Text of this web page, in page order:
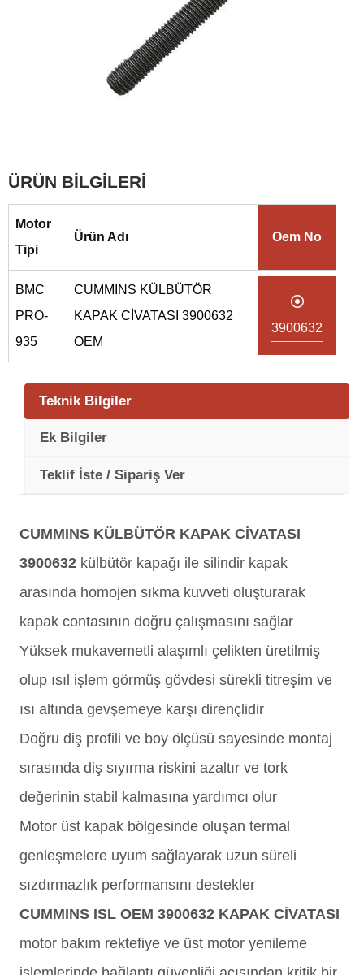
ÜRÜN BİLGİLERİ
Motor
Tipi
Ürün Adı Oem No
BMC
PRO-
935
CUMMINS KÜLBÜTÖR
KAPAK CİVATASI 3900632
OEM
3900632
Teknik Bilgiler
Ek Bilgiler
Teklif İste / Sipariş Ver
CUMMINS KÜLBÜTÖR KAPAK CİVATASI
3900632 külbütör kapağı ile silindir kapak
arasında homojen sıkma kuvveti oluşturarak
kapak contasının doğru çalışmasını sağlar
Yüksek mukavemetli alaşımlı çelikten üretilmiş
olup ısıl işlem görmüş gövdesi sürekli titreşim ve
ısı altında gevşemeye karşı dirençlidir
Doğru diş profili ve boy ölçüsü sayesinde montaj
sırasında diş sıyırma riskini azaltır ve tork
değerinin stabil kalmasına yardımcı olur
Motor üst kapak bölgesinde oluşan termal
genleşmelere uyum sağlayarak uzun süreli
sızdırmazlık performansını destekler
CUMMINS ISL OEM 3900632 KAPAK CİVATASI
motor bakım rektefiye ve üst motor yenileme